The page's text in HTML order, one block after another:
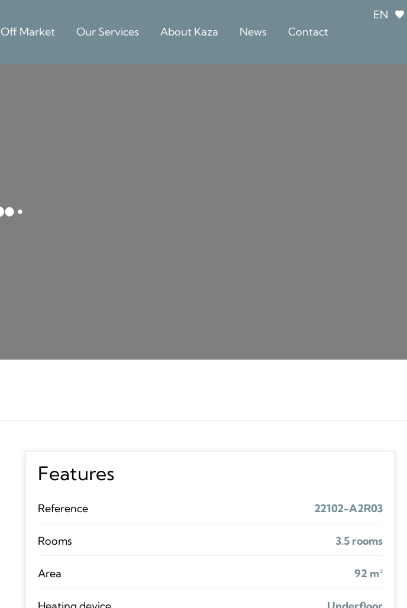
EN
Off Market Our Services About Kaza News Contact
Features
Reference 22102-A2R03
Rooms 3.5 rooms
Area 92 m²